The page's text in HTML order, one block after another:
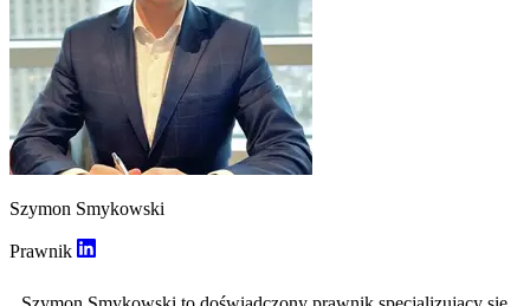
Szymon Smykowski
Prawnik